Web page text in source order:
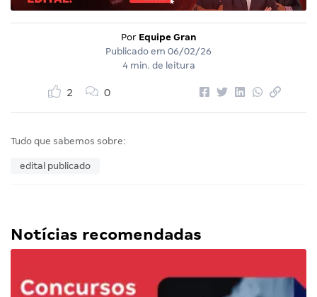
Por Equipe Gran
Publicado em 06/02/26
4 min. de leitura
2 0
Tudo que sabemos sobre:
edital publicado
Notícias recomendadas